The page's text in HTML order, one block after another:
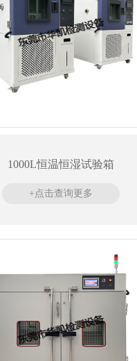
1000L恒温恒湿试验箱
+点击查询更多